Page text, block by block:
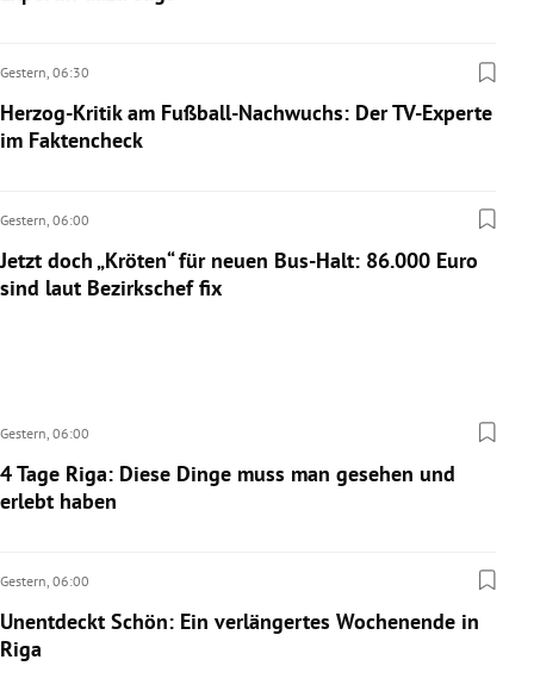
Gestern, 06:30
Herzog-Kritik am Fußball-Nachwuchs: Der TV-Experte
im Faktencheck
Gestern, 06:00
Jetzt doch „Kröten“ für neuen Bus-Halt: 86.000 Euro
sind laut Bezirkschef fix
Gestern, 06:00
4 Tage Riga: Diese Dinge muss man gesehen und
erlebt haben
Gestern, 06:00
Unentdeckt Schön: Ein verlängertes Wochenende in
Riga